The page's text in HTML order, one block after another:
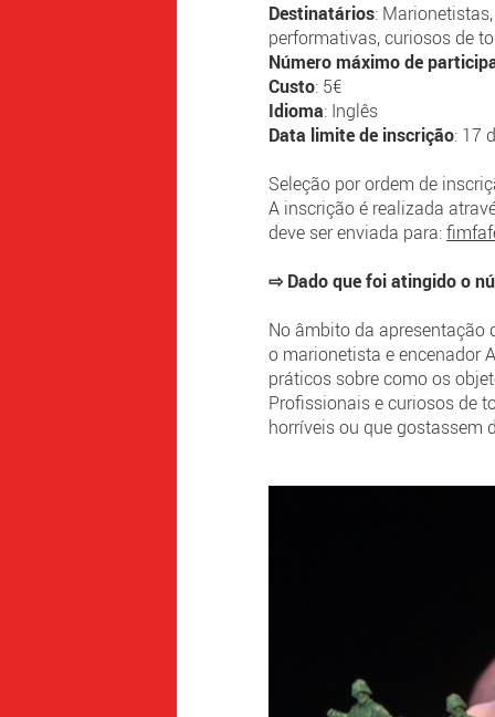
Destinatários:
performativas, curiosos de
Número máximo de
Custo: 5€
Idioma: Inglês
Data limite de inscrição: 17
Seleção por ordem de
A inscrição é realizada
deve ser enviada para:
⇨ Dado que foi atingido o
No âmbito da apresentação
o marionetista e encenador
práticos sobre como os
Profissionais e curiosos de
horríveis ou que gostassem